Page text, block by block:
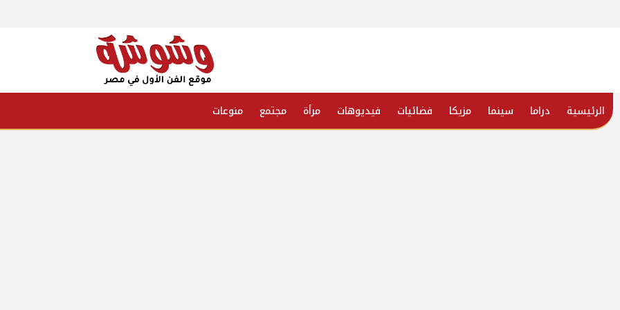
الرئيسية دراما سينما مزيكا فضائيات فيديوهات مرأة مجتمع منوعات